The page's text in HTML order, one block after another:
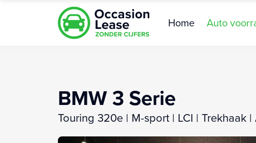
Home Auto
BMW 3 Serie
Touring 320e | M-sport | LCI | Trekhaak